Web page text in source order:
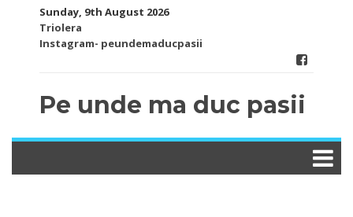
Sunday, 9th August 2026
Triolera
Instagram- peundemaducpasii
Pe unde ma duc pasii